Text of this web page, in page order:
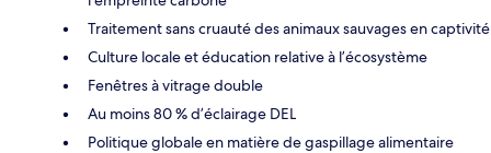
Traitement sans cruauté des animaux sauvages en captivité
Culture locale et éducation relative à l’écosystème
Fenêtres à vitrage double
Au moins 80 % d’éclairage DEL
Politique globale en matière de gaspillage alimentaire